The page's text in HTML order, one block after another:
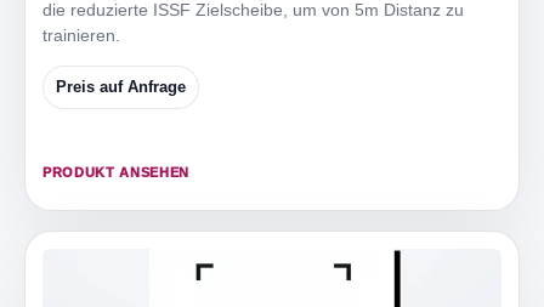
die reduzierte ISSF Zielscheibe, um von 5m Distanz zu
trainieren.
Preis auf Anfrage
PRODUKT ANSEHEN